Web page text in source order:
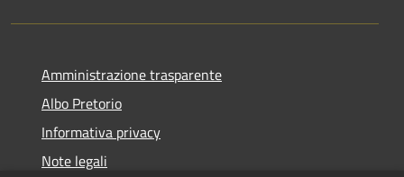
Amministrazione trasparente
Albo Pretorio
Informativa privacy
Note legali